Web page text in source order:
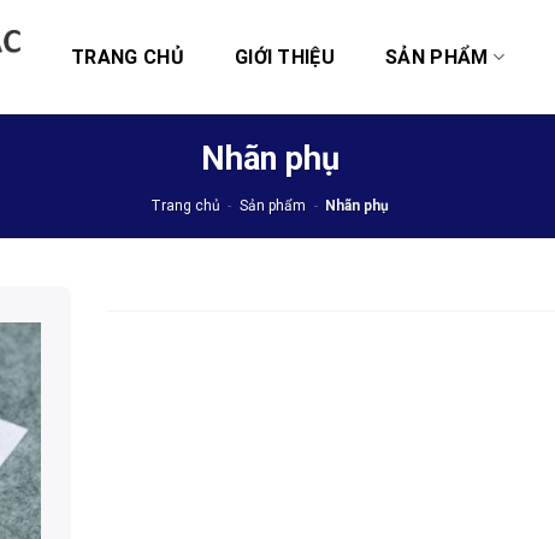
TRANG CHỦ GIỚI THIỆU SẢN PHẨM
Nhãn phụ
Trang chủ - Sản phẩm - Nhãn phụ